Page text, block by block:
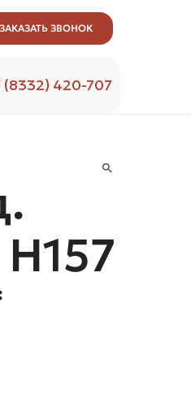
ЗАКАЗАТЬ ЗВОНОК
(8332) 420-707